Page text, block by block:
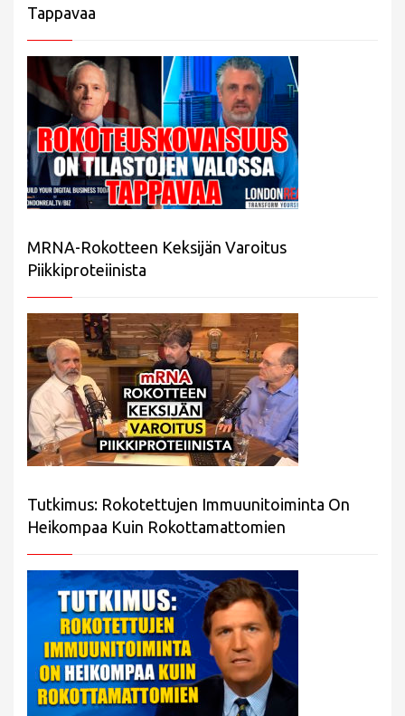
Tappavaa
MRNA-Rokotteen Keksijän Varoitus
Piikkiproteiinista
Tutkimus: Rokotettujen Immuunitoiminta On
Heikompaa Kuin Rokottamattomien